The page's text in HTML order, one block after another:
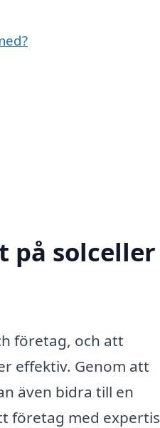
på solceller
företag, och att
effektiv. Genom att
även bidra till en
företag med expertis